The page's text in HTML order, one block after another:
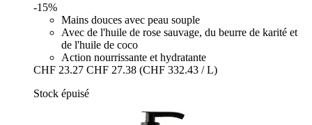
-15%
Mains douces avec peau souple
Avec de l'huile de rose sauvage, du beurre de karité et
de l'huile de coco
Action nourrissante et hydratante
CHF 23.27 CHF 27.38 (CHF 332.43 / L)
Stock épuisé